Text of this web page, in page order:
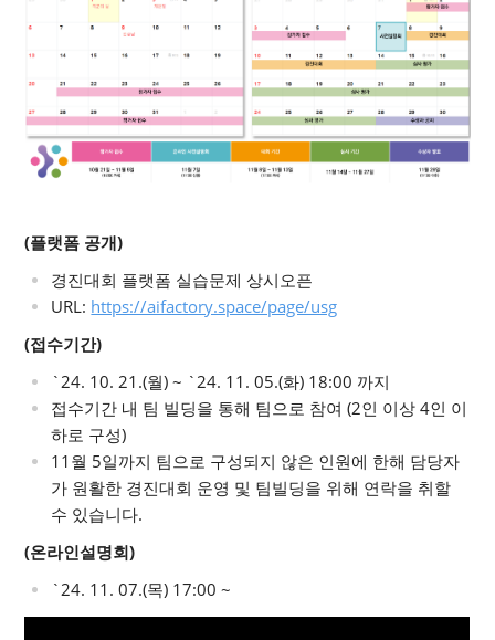
(플랫폼 공개)
경진대회 플랫폼 실습문제 상시오픈
URL: https://aifactory.space/page/usg
(접수기간)
`24. 10. 21.(월) ~ `24. 11. 05.(화) 18:00 까지
접수기간 내 팀 빌딩을 통해 팀으로 참여 (2인 이상 4인 이
하로 구성)
11월 5일까지 팀으로 구성되지 않은 인원에 한해 담당자
가 원활한 경진대회 운영 및 팀빌딩을 위해 연락을 취할
수 있습니다.
(온라인설명회)
`24. 11. 07.(목) 17:00 ~